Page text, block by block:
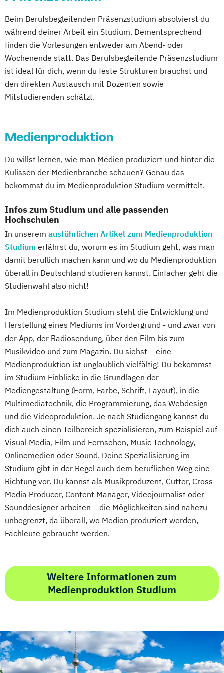
Beim Berufsbegleitenden Präsenzstudium absolvierst du
während deiner Arbeit ein Studium. Dementsprechend
finden die Vorlesungen entweder am Abend- oder
Wochenende statt. Das Berufsbegleitende Präsenzstudium
ist ideal für dich, wenn du feste Strukturen brauchst und
den direkten Austausch mit Dozenten sowie
Mitstudierenden schätzt.
Medienproduktion
Du willst lernen, wie man Medien produziert und hinter die
Kulissen der Medienbranche schauen? Genau das
bekommst du im Medienproduktion Studium vermittelt.
Infos zum Studium und alle passenden
Hochschulen
In unserem ausführlichen Artikel zum Medienproduktion
Studium erfährst du, worum es im Studium geht, was man
damit beruflich machen kann und wo du Medienproduktion
überall in Deutschland studieren kannst. Einfacher geht die
Studienwahl also nicht!
Im Medienproduktion Studium steht die Entwicklung und
Herstellung eines Mediums im Vordergrund - und zwar von
der App, der Radiosendung, über den Film bis zum
Musikvideo und zum Magazin. Du siehst – eine
Medienproduktion ist unglaublich vielfältig! Du bekommst
im Studium Einblicke in die Grundlagen der
Mediengestaltung (Form, Farbe, Schrift, Layout), in die
Multimediatechnik, die Programmierung, das Webdesign
und die Videoproduktion. Je nach Studiengang kannst du
dich auch einen Teilbereich spezialisieren, zum Beispiel auf
Visual Media, Film und Fernsehen, Music Technology,
Onlinemedien oder Sound. Deine Spezialisierung im
Studium gibt in der Regel auch dem beruflichen Weg eine
Richtung vor. Du kannst als Musikproduzent, Cutter, Cross-
Media Producer, Content Manager, Videojournalist oder
Sounddesigner arbeiten – die Möglichkeiten sind nahezu
unbegrenzt, da überall, wo Medien produziert werden,
Fachleute gebraucht werden.
Weitere Informationen zum
Medienproduktion Studium